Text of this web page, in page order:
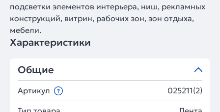
подсветки элементов интерьера, ниш, рекламных
конструкций, витрин, рабочих зон, зон отдыха,
мебели.
Характеристики
Общие
Артикул 025211(2)